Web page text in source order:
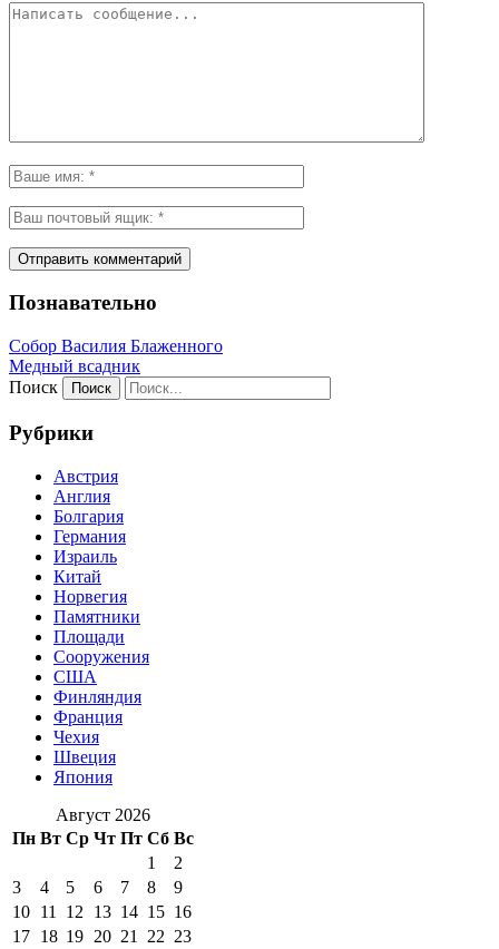
Познавательно
Собор Василия Блаженного
Медный всадник
Поиск
Рубрики
Австрия
Англия
Болгария
Германия
Израиль
Китай
Норвегия
Памятники
Площади
Сооружения
США
Финляндия
Франция
Чехия
Швеция
Япония
Август 2026
Пн Вт Ср Чт Пт Сб Вс
1
2
3
4 5 6 7 8
9
10 11 12 13 14 15 16
17 18 19 20 21 22 23